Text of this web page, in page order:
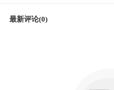
最新评论(0)